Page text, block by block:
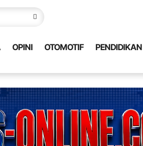
OPINI OTOMOTIF PENDIDIKAN